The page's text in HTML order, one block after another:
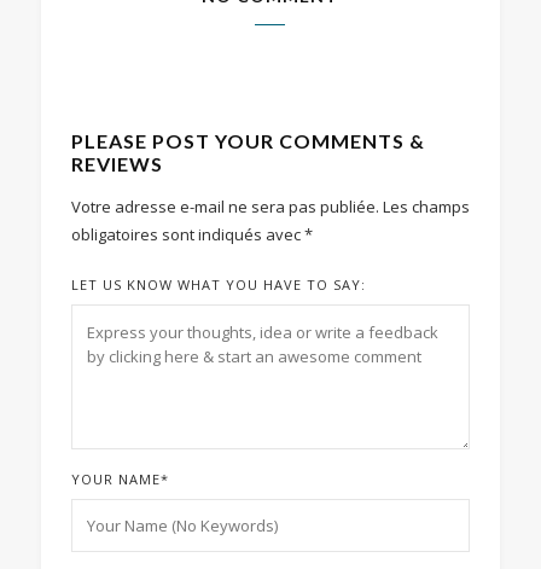
PLEASE POST YOUR COMMENTS &
REVIEWS
Votre adresse e-mail ne sera pas publiée. Les champs
obligatoires sont indiqués avec*
LET US KNOW WHAT YOU HAVE TO SAY:
YOUR NAME*